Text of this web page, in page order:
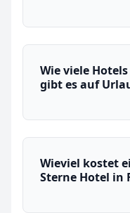
Wie viele
gibt es auf
Wieviel kostet
Sterne Hotel in